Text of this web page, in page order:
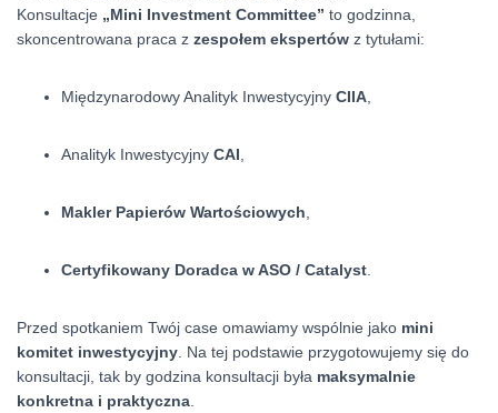
Konsultacje „Mini Investment Committee” to godzinna,
skoncentrowana praca z zespołem ekspertów z tytułami:
Międzynarodowy Analityk Inwestycyjny CIIA
Analityk Inwestycyjny CAI
Makler Papierów Wartościowych
Certyfikowany Doradca w ASO / Catalyst
Przed spotkaniem Twój case omawiamy wspólnie jako mini
komitet inwestycyjny . Na tej podstawie przygotowujemy się do
konsultacji, tak by godzina konsultacji była maksymalnie
konkretna i praktyczna